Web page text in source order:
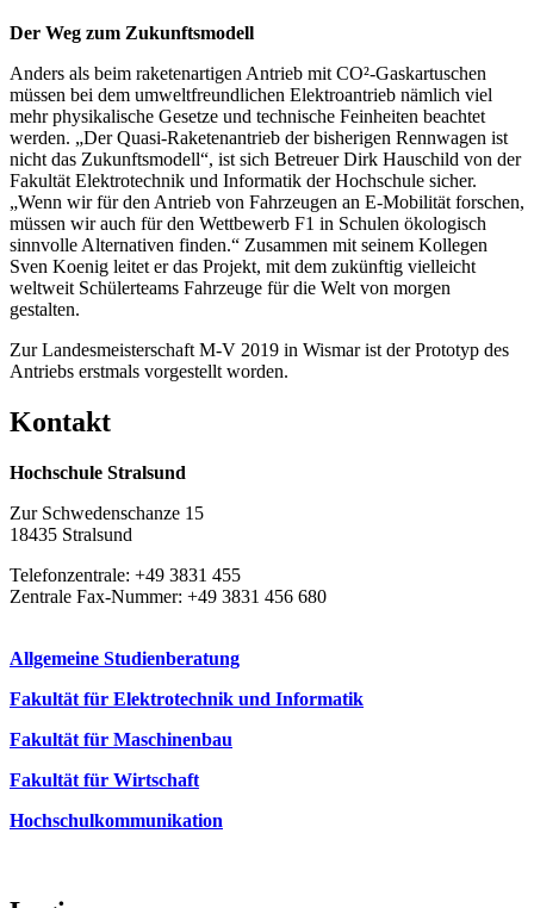
Der Weg zum Zukunftsmodell
Anders als beim raketenartigen Antrieb mit CO²-Gaskartuschen
müssen bei dem umweltfreundlichen Elektroantrieb nämlich viel
mehr physikalische Gesetze und technische Feinheiten beachtet
werden. „Der Quasi-Raketenantrieb der bisherigen Rennwagen ist
nicht das Zukunftsmodell“, ist sich Betreuer Dirk Hauschild von der
Fakultät Elektrotechnik und Informatik der Hochschule sicher.
„Wenn wir für den Antrieb von Fahrzeugen an E-Mobilität forschen,
müssen wir auch für den Wettbewerb F1 in Schulen ökologisch
sinnvolle Alternativen finden.“ Zusammen mit seinem Kollegen
Sven Koenig leitet er das Projekt, mit dem zukünftig vielleicht
weltweit Schülerteams Fahrzeuge für die Welt von morgen
gestalten.
Zur Landesmeisterschaft M-V 2019 in Wismar ist der Prototyp des
Antriebs erstmals vorgestellt worden.
Kon­takt
Hochschule Stralsund
Zur Schwedenschanze 15
18435 Stralsund
Telefonzentrale: +49 3831 455
Zentrale Fax-Nummer: +49 3831 456 680
Allgemeine Studienberatung
Fakultät für Elektrotechnik und Informatik
Fakultät für Maschinenbau
Fakultät für Wirtschaft
Hochschulkommunikation